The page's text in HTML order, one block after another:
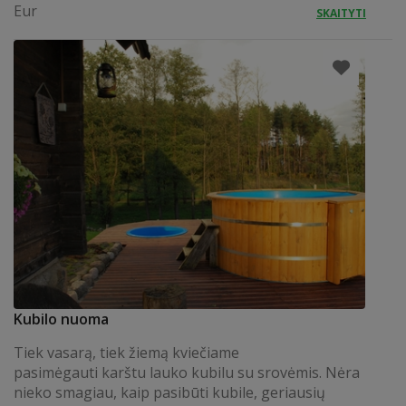
Eur
SKAITYTI
Kubilo nuoma
Tiek vasarą, tiek žiemą kviečiame
pasimėgauti karštu lauko kubilu su srovėmis. Nėra
nieko smagiau, kaip pasibūti kubile, geriausių